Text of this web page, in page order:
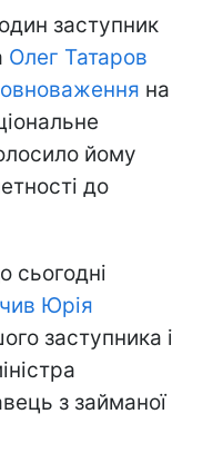
заступник
Олег Татаров
на
йому
до
сьогодні
Юрія
заступника і
з займаної